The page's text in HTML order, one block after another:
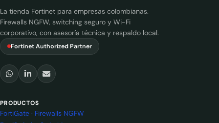
La tienda Fortinet para empresas colombianas.
Firewalls NGFW, switching seguro y Wi-Fi
corporativo, con asesoría técnica y respaldo local.
Fortinet Authorized Partner
PRODUCTOS
FortiGate · Firewalls NGFW